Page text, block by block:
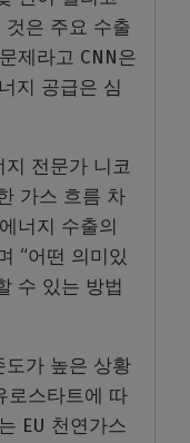
은 주요 수출
제라고 CNN은
지 공급은 심
지 전문가 니코
가스 흐름 차
너지 수출의
“어떤 의미있
수 있는 방법
도가 높은 상황
로스타트에 따
EU 천연가스